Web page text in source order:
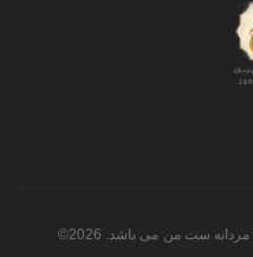
ست من می باشد. 2026©